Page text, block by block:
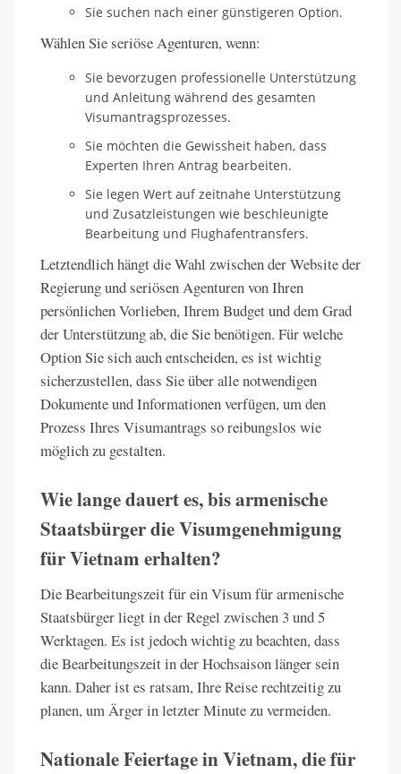
Sie suchen nach einer günstigeren Option.
Wählen Sie seriöse Agenturen, wenn:
Sie bevorzugen professionelle Unterstützung
und Anleitung während des gesamten
Visumantragsprozesses.
Sie möchten die Gewissheit haben, dass
Experten Ihren Antrag bearbeiten.
Sie legen Wert auf zeitnahe Unterstützung
und Zusatzleistungen wie beschleunigte
Bearbeitung und Flughafentransfers.
Letztendlich hängt die Wahl zwischen der Website der
Regierung und seriösen Agenturen von Ihren
persönlichen Vorlieben, Ihrem Budget und dem Grad
der Unterstützung ab, die Sie benötigen. Für welche
Option Sie sich auch entscheiden, es ist wichtig
sicherzustellen, dass Sie über alle notwendigen
Dokumente und Informationen verfügen, um den
Prozess Ihres Visumantrags so reibungslos wie
möglich zu gestalten.
Wie lange dauert es, bis armenische
Staatsbürger die Visumgenehmigung
für Vietnam erhalten?
Die Bearbeitungszeit für ein Visum für armenische
Staatsbürger liegt in der Regel zwischen 3 und 5
Werktagen. Es ist jedoch wichtig zu beachten, dass
die Bearbeitungszeit in der Hochsaison länger sein
kann. Daher ist es ratsam, Ihre Reise rechtzeitig zu
planen, um Ärger in letzter Minute zu vermeiden.
Nationale Feiertage in Vietnam, die für